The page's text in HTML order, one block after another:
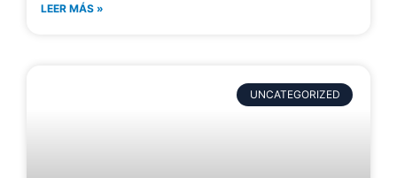
LEER MÁS »
UNCATEGORIZED